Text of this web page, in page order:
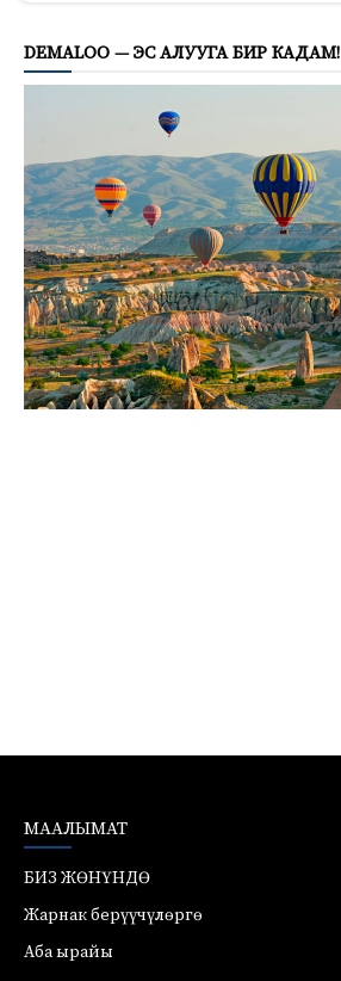
DEMALOO — ЭС АЛУУГА БИР КАДАМ!
МААЛЫМАТ
БИЗ ЖӨНҮНДӨ
Жарнак берүүчүлөргө
Аба ырайы